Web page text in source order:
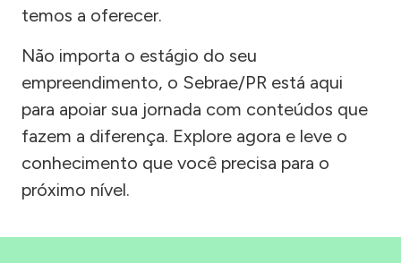
temos a oferecer.
Não importa o estágio do seu
empreendimento, o Sebrae/PR está aqui
para apoiar sua jornada com conteúdos que
fazem a diferença. Explore agora e leve o
conhecimento que você precisa para o
próximo nível.